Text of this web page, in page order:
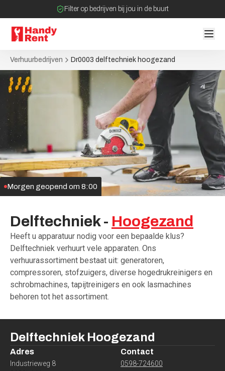
Filter op bedrijven bij jou in de buurt
Geen tussenpartijen bij verhuurovereenkomst
Verhuurbedrijven Dr0003 delftechniek hoogezand
Delftechniek - Hoogezand
Heeft u apparatuur nodig voor een bepaalde klus?
Delftechniek verhuurt vele apparaten. Ons
verhuurassortiment bestaat uit: generatoren,
compressoren, stofzuigers, diverse hogedrukreinigers en
schrobmachines, tapijtreinigers en ook lasmachines
behoren tot het assortiment.
Morgen geopend om 8:00
Delftechniek Hoogezand
Adres
Industrieweg 8
Contact
0598-724600